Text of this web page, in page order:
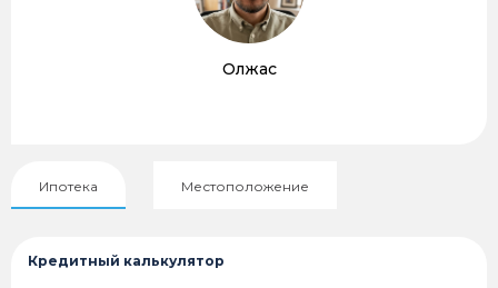
Олжас
Ипотека Местоположение
Кредитный калькулятор